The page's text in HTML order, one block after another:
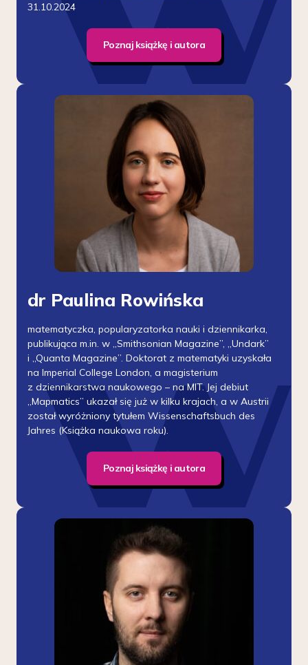
31.10.2024
Poznaj książkę i autora
dr Paulina Rowińska
matematyczka, popularyzatorka nauki i dziennikarka,
publikująca m.in. w „Smithsonian Magazine”, „Undark”
i „Quanta Magazine”. Doktorat z matematyki uzyskała
na Imperial College London, a magisterium
z dziennikarstwa naukowego – na MIT. Jej debiut
„Mapmatics” ukazał się już w kilku krajach, a w Austrii
został wyróżniony tytułem Wissenschaftsbuch des
Jahres (Książka naukowa roku).
Poznaj książkę i autora